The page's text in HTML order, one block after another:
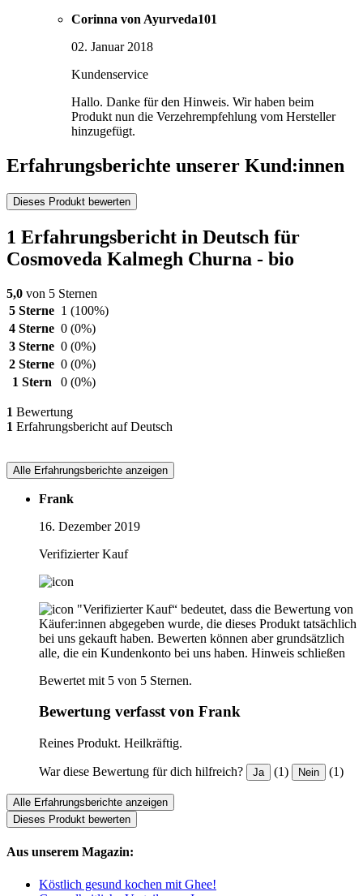
Corinna von Ayurveda101
02. Januar 2018
Kundenservice
Hallo. Danke für den Hinweis. Wir haben beim
Produkt nun die Verzehrempfehlung vom Hersteller
hinzugefügt.
Erfahrungsberichte unserer Kund:innen
Dieses Produkt bewerten
1 Erfahrungsbericht in Deutsch für
Cosmoveda Kalmegh Churna - bio
5,0 von 5 Sternen
5 Sterne 1 (100%)
4 Sterne 0 (0%)
3 Sterne 0 (0%)
2 Sterne 0 (0%)
1 Stern
0 (0%)
1 Bewertung
1 Erfahrungsbericht auf Deutsch
Alle Erfahrungsberichte anzeigen
Frank
16. Dezember 2019
Verifizierter Kauf
"Verifizierter Kauf“ bedeutet, dass die Bewertung von
Käufer:innen abgegeben wurde, die dieses Produkt tatsächlich
bei uns gekauft haben. Bewerten können aber grundsätzlich
alle, die ein Kundenkonto bei uns haben. Hinweis schließen
Bewertet mit 5 von 5 Sternen.
Bewertung verfasst von Frank
Reines Produkt. Heilkräftig.
War diese Bewertung für dich hilfreich? Ja (1) Nein (1)
Alle Erfahrungsberichte anzeigen
Dieses Produkt bewerten
Aus unserem Magazin:
Köstlich gesund kochen mit Ghee!